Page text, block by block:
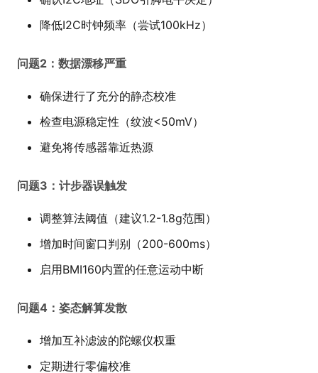
降低I2C时钟频率（尝试100kHz）
问题2：数据漂移严重
确保进行了充分的静态校准
检查电源稳定性（纹波<50mV）
避免将传感器靠近热源
问题3：计步器误触发
调整算法阈值（建议1.2-1.8g范围）
增加时间窗口判别（200-600ms）
启用BMI160内置的任意运动中断
问题4：姿态解算发散
增加互补滤波的陀螺仪权重
定期进行零偏校准